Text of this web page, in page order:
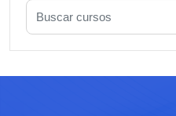
Buscar cursos